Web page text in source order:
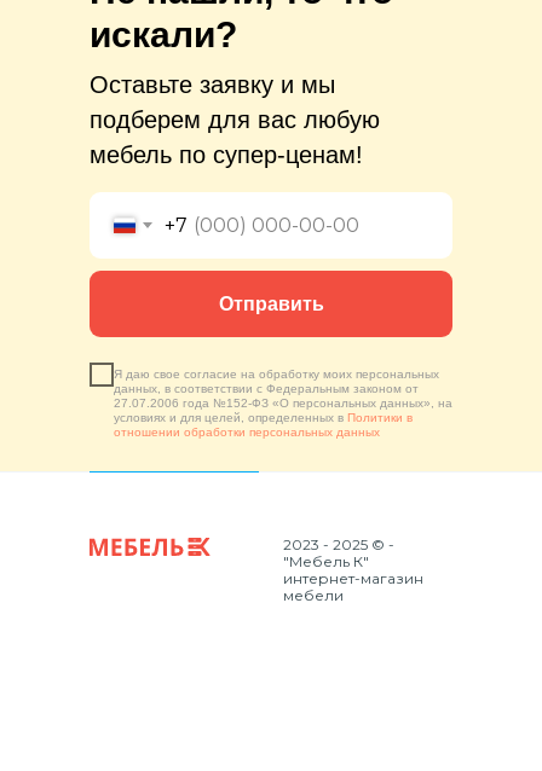
искали?
Оставьте заявку и мы
подберем для вас любую
мебель по супер-ценам!
+7
Я даю свое согласие на обработку моих персональных
данных, в соответствии с Федеральным законом от
27.07.2006 года №152-ФЗ «О персональных данных», на
условиях и для целей, определенных в Политики в
отношении обработки персональных данных
Отправить
2023 - 2025 © -
"Мебель К"
интернет-магазин
мебели